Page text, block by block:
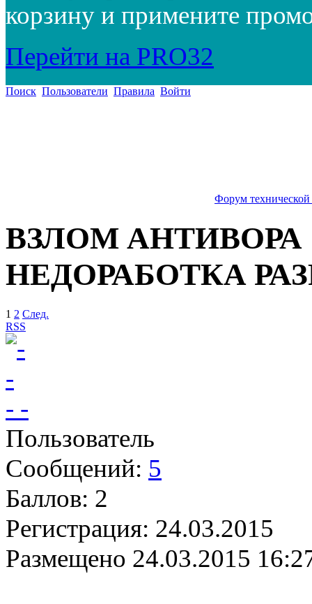
корзину и примените
Перейти на PRO32
Поиск Пользователи Правила Войти
Форум
ВЗЛОМ
НЕДОРАБОТКА
1 2 След.
RSS
- -
Пользователь
Сообщений: 5
Баллов: 2
Регистрация: 24.03.2015
Размещено 24.03.2015